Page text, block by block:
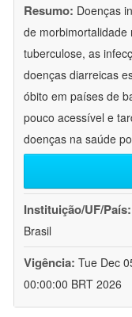
Resumo: Doenças
de morbimortalidade
tuberculose, as
doenças diarreicas
óbito em países de
pouco acessível e
doenças na saúde
Instituição/UF/País:
Brasil
Vigência: Tue Dec
00:00:00 BRT 2026